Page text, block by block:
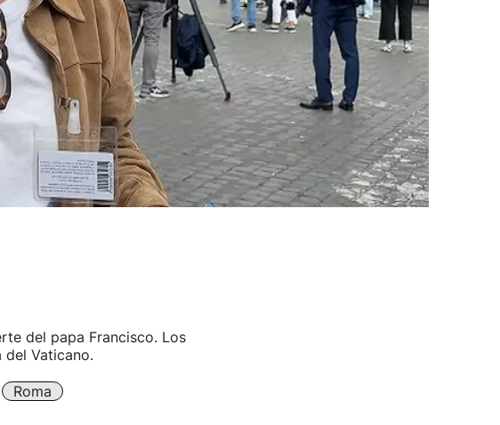
del papa Francisco. Los
del Vaticano.
Roma